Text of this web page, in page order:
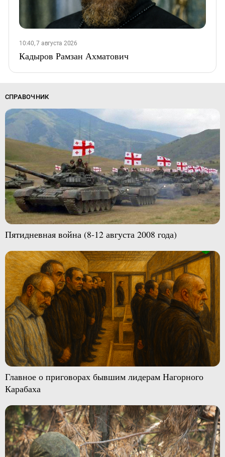
10:40, 7 августа 2026
Кадыров Рамзан Ахматович
СПРАВОЧНИК
Пятидневная война (8-12 августа 2008 года)
Главное о приговорах бывшим лидерам Нагорного
Карабаха